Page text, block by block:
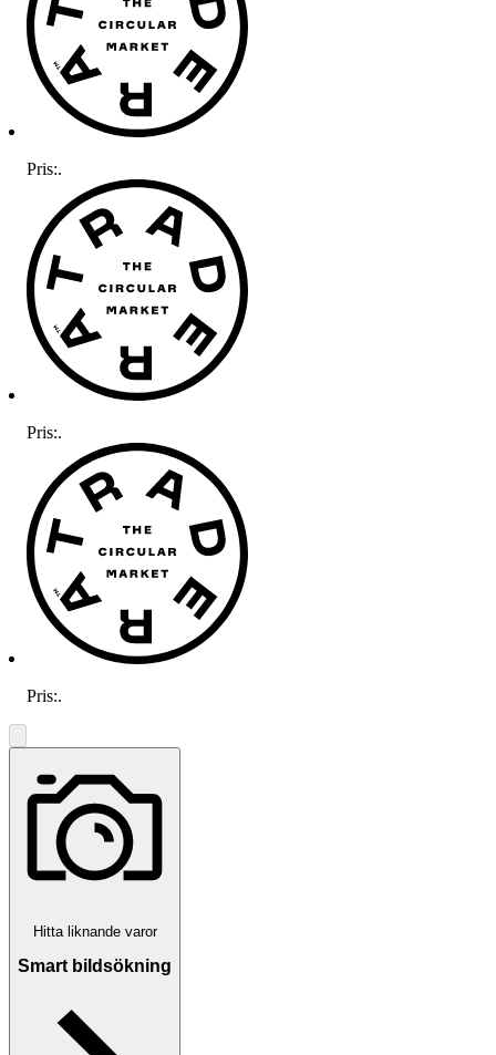
Pris:.
Pris:.
Pris:.
Hitta liknande varor
Smart bildsökning